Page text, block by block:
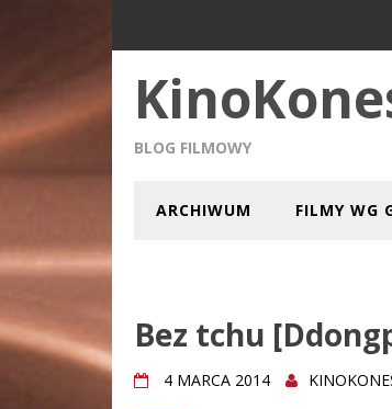
BLOG FILMOWY
ARCHIWUM FILMY WG
Bez tchu
4 MARCA 2014